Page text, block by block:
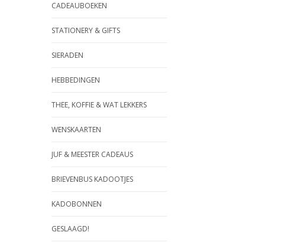
CADEAUBOEKEN
STATIONERY & GIFTS
SIERADEN
HEBBEDINGEN
THEE, KOFFIE & WAT LEKKERS
WENSKAARTEN
JUF & MEESTER CADEAUS
BRIEVENBUS KADOOTJES
KADOBONNEN
GESLAAGD!